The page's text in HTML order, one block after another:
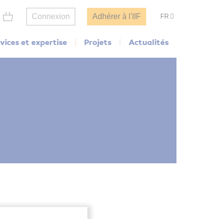
Connexion Adhérer à l'IIF FR
et expertise Projets Actualités